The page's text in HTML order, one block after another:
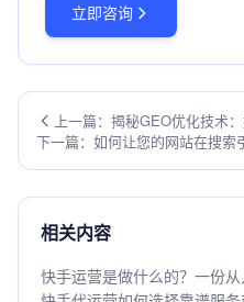
立即咨询
上一篇：揭秘GEO优化技术
案”？
下一篇：如何让您的网站在搜
相关内容
快手运营是做什么的？一份